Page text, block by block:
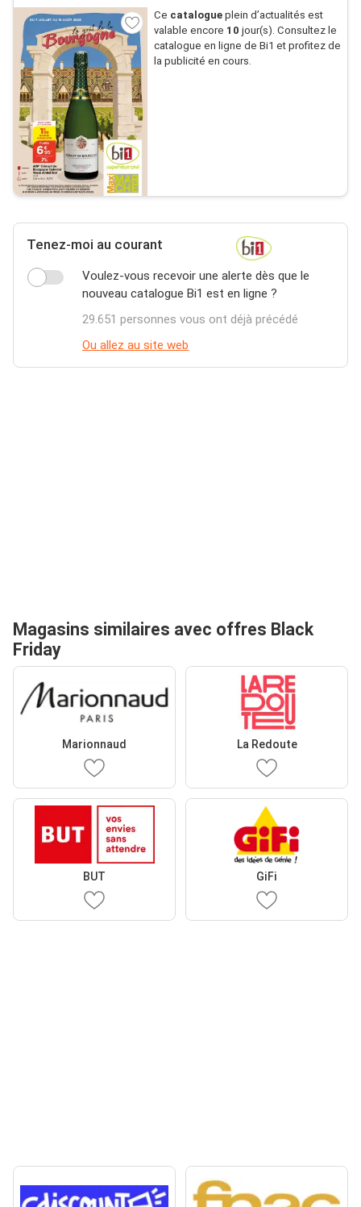
Ce catalogueplein d’actualités est
valable encore 10 jour(s). Consultez le
catalogue en ligne de Bi1 et profitez de
la publicité en cours.
Tenez-moi au courant
Voulez-vous recevoir une alerte dès que le
nouveau catalogue Bi1 est en ligne ?
29.651 personnes vous ont déjà précédé
Ou allez au site web
Magasins similaires avec offres Black
Friday
Marionnaud La Redoute
BUT GiFi